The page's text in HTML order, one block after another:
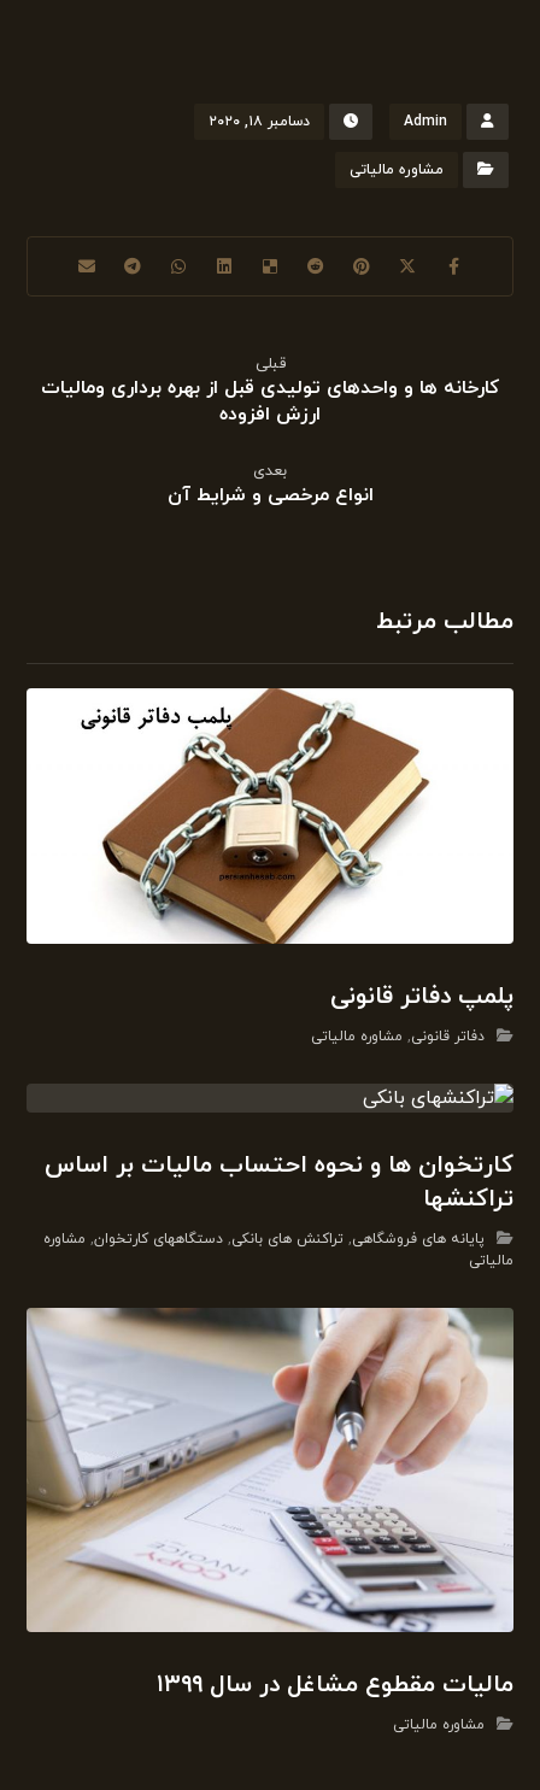
Admin دسامبر ۱۸, ۲۰۲۰
مشاوره مالیاتی
قبلی
کارخانه ها و واحدهای تولیدی قبل از بهره برداری ومالیات
ارزش افزوده
بعدی
انواع مرخصی و شرایط آن
مطالب مرتبط
پلمپ دفاتر قانونی
دفاتر قانونی, مشاوره مالیاتی
کارتخوان ها و نحوه احتساب مالیات بر اساس
تراکنشها
پایانه های فروشگاهی,تراکنش های بانکی,دستگاههای کارتخوان, مشاوره
مالیاتی
مالیات مقطوع مشاغل در سال ۱۳۹۹
مشاوره مالیاتی